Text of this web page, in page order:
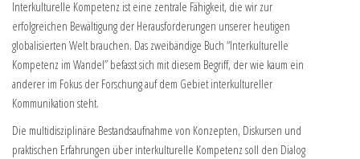
Interkulturelle Kompetenz ist eine zentrale Fähigkeit, die wir zur
erfolgreichen Bewältigung der Herausforderungen unserer heutigen
globalisierten Welt brauchen. Das zweibändige Buch “Interkulturelle
Kompetenz im Wandel” befasst sich mit diesem Begriff, der wie kaum ein
anderer im Fokus der Forschung auf dem Gebiet interkultureller
Kommunikation steht.
Die multidisziplinäre Bestandsaufnahme von Konzepten, Diskursen und
praktischen Erfahrungen über interkulturelle Kompetenz soll den Dialog